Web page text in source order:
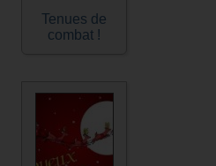
Tenues de
combat !